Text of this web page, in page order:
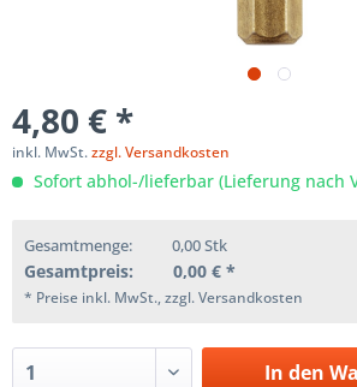
4,80 € *
inkl. MwSt.zzgl. Versandkosten
Sofort abhol-/lieferbar (Lieferung nach
Gesamtmenge: 0,00Stk
Gesamtpreis: 0,00 € *
* Preise inkl. MwSt., zzgl. Versandkosten
In den